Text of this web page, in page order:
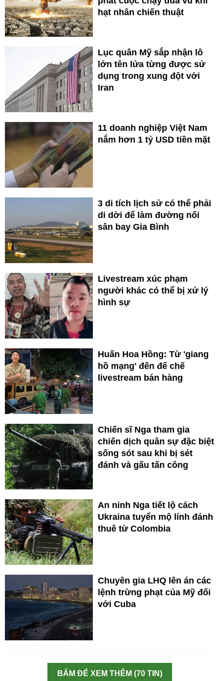
hạt nhân chiến thuật
Lục quân Mỹ sắp nhận lô
lớn tên lửa từng được sử
dụng trong xung đột với
Iran
11 doanh nghiệp Việt Nam
nắm hơn 1 tỷ USD tiền mặt
3 di tích lịch sử có thể phải
di dời để làm đường nối
sân bay Gia Bình
Livestream xúc phạm
người khác có thể bị xử lý
hình sự
Huấn Hoa Hồng: Từ 'giang
hồ mạng' đến đế chế
livestream bán hàng
Chiến sĩ Nga tham gia
chiến dịch quân sự đặc biệt
sống sót sau khi bị sét
đánh và gấu tấn công
An ninh Nga tiết lộ cách
Ukraina tuyển mộ lính đánh
thuê từ Colombia
Chuyên gia LHQ lên án các
lệnh trừng phạt của Mỹ đối
với Cuba
BẤM ĐỂ XEM THÊM (70 TIN)